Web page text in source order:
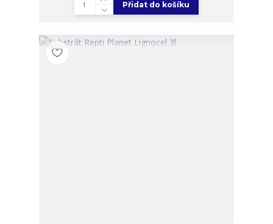
Přidat do košíku